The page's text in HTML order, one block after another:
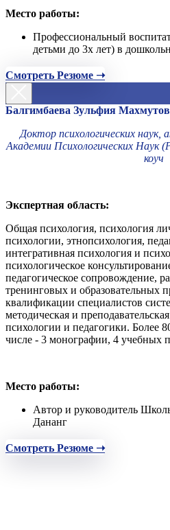
Место работы:
Профессиональный
детьми до 3х лет) в
Смотреть Резюме ➝
Балгимбаева Зульфия
Доктор психологических
Академии Психологических Наук
коуч
Экспертная область:
Общая психология, психология
психологии, этнопсихология,
интегративная психология и
психологическое
педагогическое сопровождение,
тренинговых и образовательных
квалификации специалистов
методическая и
психологии и педагогики. Более
числе - 3 монографии, 4 учебных
Место работы:
Автор и руководитель
Дананг
Смотреть Резюме ➝